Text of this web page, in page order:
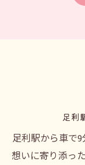
足利
足利駅から車で
想いに寄り添っ